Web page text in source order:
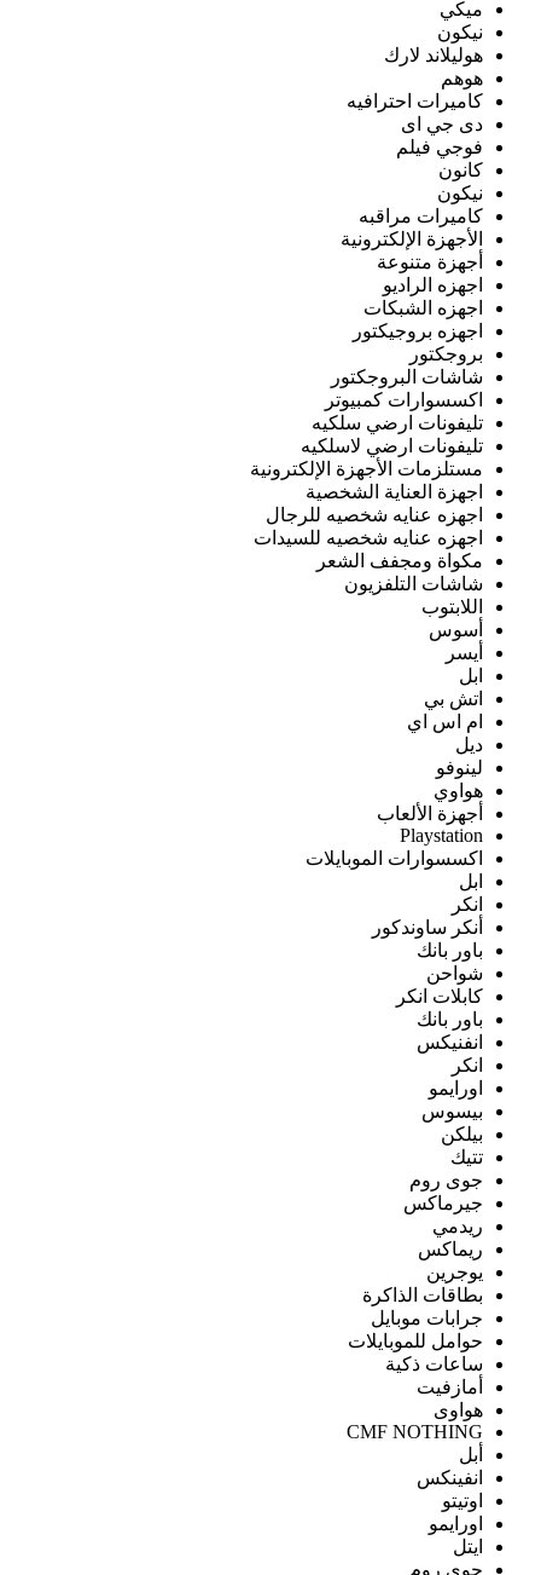
ميكي
نيكون
هوليلاند لارك
هوهم
كاميرات احترافيه
دى جي اى
فوجي فيلم
كانون
نيكون
كاميرات مراقبه
الأجهزة الإلكترونية
أجهزة متنوعة
اجهزه الراديو
اجهزه الشبكات
اجهزه بروجيكتور
بروجكتور
شاشات البروجكتور
اكسسوارات كمبيوتر
تليفونات ارضي سلكيه
تليفونات ارضي لاسلكيه
مستلزمات الأجهزة الإلكترونية
اجهزة العناية الشخصية
اجهزه عنايه شخصيه للرجال
اجهزه عنايه شخصيه للسيدات
مكواة ومجفف الشعر
شاشات التلفزيون
اللابتوب
أسوس
أيسر
ابل
اتش بي
ام اس اي
ديل
لينوفو
هواوي
أجهزة الألعاب
Playstation
اكسسوارات الموبايلات
ابل
انكر
أنكر ساوندكور
باور بانك
شواحن
كابلات انكر
باور بانك
انفنيكس
انكر
اورايمو
بيسوس
بيلكن
تتيك
جوى روم
جيرماكس
ريدمي
ريماكس
يوجرين
بطاقات الذاكرة
جرابات موبايل
حوامل للموبايلات
ساعات ذكية
أمازفيت
هواوى
CMF NOTHING
أبل
انفينكس
اوتيتو
اورايمو
ايتل
جوي روم